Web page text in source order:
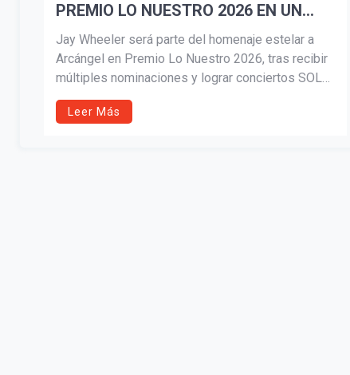
PREMIO LO NUESTRO 2026 EN UN
HOMENAJE ESTELAR A ARCÁNGEL
Jay Wheeler será parte del homenaje estelar a
Arcángel en Premio Lo Nuestro 2026, tras recibir
múltiples nominaciones y lograr conciertos SOLD
OUT en Puerto Rico. Con el impulso de su álbum
Girasoles y una nominación al Latin GRAMMY, el
Leer Más